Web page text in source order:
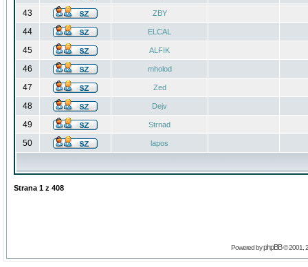
43 ZBY
44 ELCAL
45 ALFIK
46 mholod
47 Zed
48 Dejv
49 Strnad
50 lapos
Strana 1 z 408
Powered byphpBB© 2001,